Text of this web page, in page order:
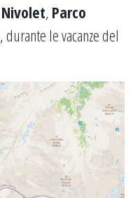
Nivolet, Parco
, durante le vacanze del